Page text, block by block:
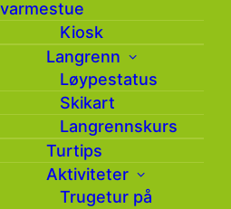
varmestue
Kiosk
Langrenn
Løypestatus
Skikart
Langrennskurs
Turtips
Aktiviteter
Trugetur på
Om arrangementet